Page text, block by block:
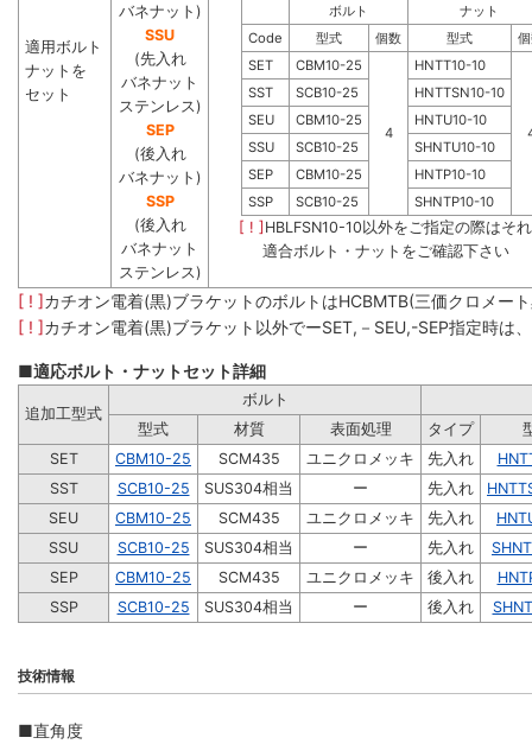
適用ボルト
ナットを
セット
バネナット)
SSU
(先入れ
バネナット
ステンレス)
SEP
(後入れ
バネナット)
SSP
(後入れ
バネナット
ステンレス)
ボルト
ナット
Code
型式 個数 型式
SET
CBM10-25
4
HNTT10-10
SST SCB10-25
HNTTSN10-10
SEU
CBM10-25
HNTU10-10
SSU
SCB10-25
SHNTU10-10
SEP
CBM10-25
HNTP10-10
SSP
SCB10-25 SHNTP10-10
[ ! ] HBLFSN10-10以外をご指定の際はそ
適合ボルト・ナットをご確認下さい
[ ! ]カチオン電着(黒)ブラケットのボルトはHCBMTB(三価クロメー
[ ! ]カチオン電着(黒)ブラケット以外でーSET,－SEU,-SEP指定時は
■適応ボルト・ナットセット詳細
追加工型式
ボルト
型式
材質 表面処理 タイプ
SET
CBM10-25 SCM435 ユニクロメッキ 先入れ
SST
SCB10-25 SUS304相当 ー 先入れ
SEU
CBM10-25 SCM435 ユニクロメッキ 先入れ
SSU
SCB10-25 SUS304相当 ー 先入れ
SEP
CBM10-25 SCM435 ユニクロメッキ 後入れ
SSP
SCB10-25 SUS304相当 ー 後入れ
技術情報
■直角度